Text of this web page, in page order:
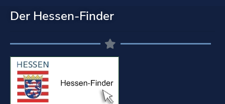
Der Hessen-Finder